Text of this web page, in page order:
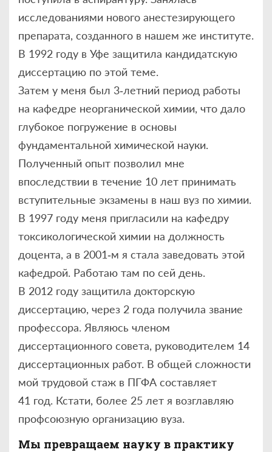
исследованиями нового анестезирующего
препарата, созданного в нашем же институте.
В 1992 году в Уфе защитила кандидатскую
диссертацию по этой теме.
Затем у меня был 3‑летний период работы
на кафедре неорганической химии, что дало
глубокое погружение в основы
фундаментальной химической науки.
Полученный опыт позволил мне
впоследствии в течение 10 лет принимать
вступительные экзамены в наш вуз по химии.
В 1997 году меня пригласили на кафедру
токсикологической химии на должность
доцента, а в 2001‑м я стала заведовать этой
кафедрой. Работаю там по сей день.
В 2012 году защитила докторскую
диссертацию, через 2 года получила звание
профессора. Являюсь членом
диссертационного совета, руководителем 14
диссертационных работ. В общей сложности
мой трудовой стаж в ПГФА составляет
41 год. Кстати, более 25 лет я возглавляю
профсоюзную организацию вуза.
Мы превращаем науку в практику